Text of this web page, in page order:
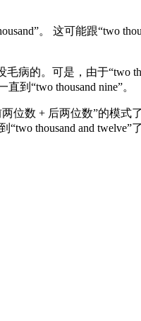
。 这可能跟“two
毛病的。可是，由于
到“two thousand nine”。
数 + 后两位数”的模式
thousand and twelve”